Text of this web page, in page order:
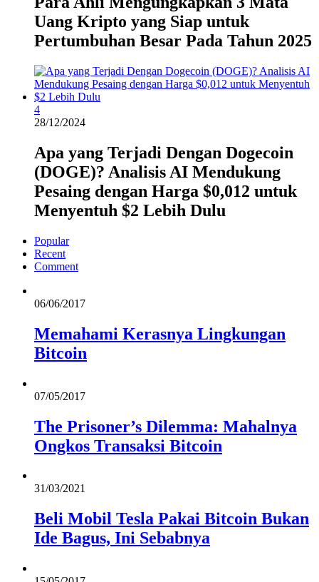
Uang Kripto yang Siap untuk
Pertumbuhan Besar Pada Tahun 2025
4
28/12/2024
Apa yang Terjadi Dengan Dogecoin
(DOGE)? Analisis AI Mendukung
Pesaing dengan Harga $0,012 untuk
Menyentuh $2 Lebih Dulu
Popular
Recent
Comment
06/06/2017
Memahami Kerasnya Lingkungan
Bitcoin
07/05/2017
The Prisoner’s Dilemma: Mahalnya
Ongkos Transaksi Bitcoin
31/03/2021
Beli Mobil Tesla Pakai Bitcoin Bukan
Ide Bagus, Ini Sebabnya